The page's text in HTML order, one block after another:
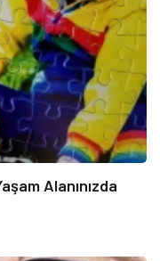
Alanınızda